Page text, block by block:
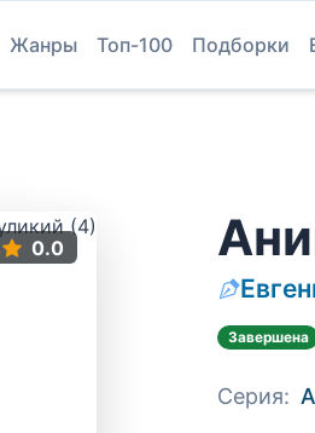
Жанры Топ-100 Подборки
0.0
Завершена
Серия: